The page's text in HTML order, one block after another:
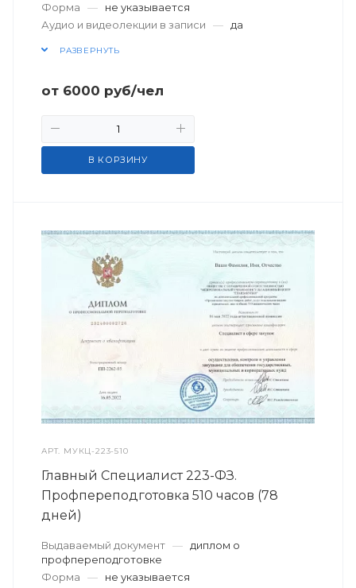
Форма
—
не указывается
Аудио и видеолекции в записи
— да
РАЗВЕРНУТЬ
от 6000 руб/чел
В КОРЗИНУ
АРТ. МУКЦ-223-510
Главный Специалист 223-ФЗ.
Профпереподготовка 510 часов (78
дней)
Выдаваемый документ —
диплом о
профпереподготовке
Форма
—
не указывается